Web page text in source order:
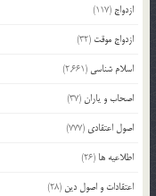
ازدواج (117)
ازدواج موقت (32)
اسلام شناسی (2,661)
اصحاب و یاران(37)
اصول اعتقادی (777)
اطلاعیه ها (26)
اعتقادات و اصول دین (28)